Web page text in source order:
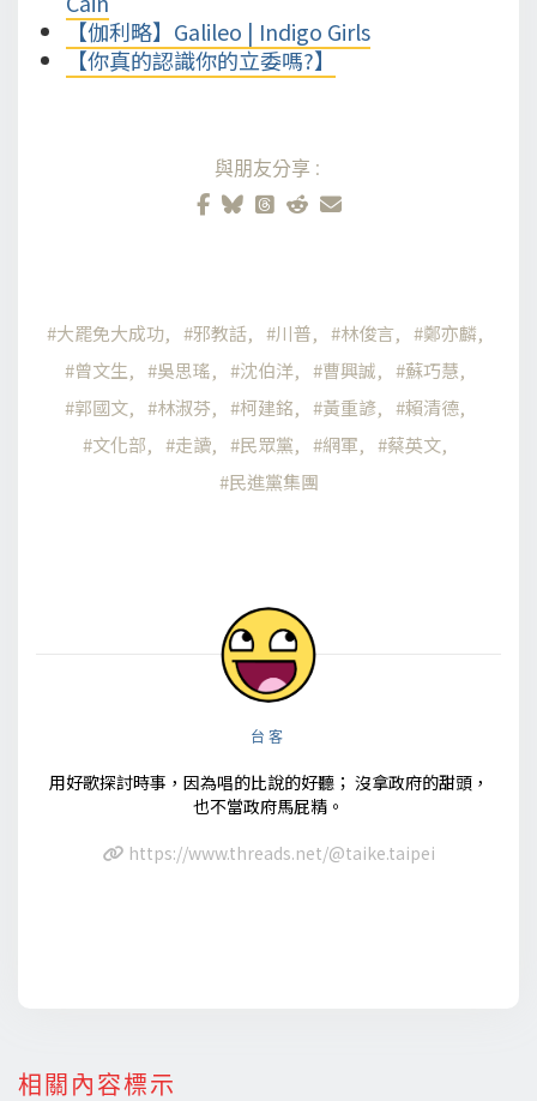
【伽利略】Galileo | Indigo Girls
【你真的認識你的立委嗎?】
與朋友分享:
大罷免大成功 邪教話 川普 林俊言
鄭亦麟
曾文生
吳思瑤 沈伯洋 曹興誠
蘇巧慧
郭國文
林淑芬 柯建銘 黃重諺
賴清德
文化部
走讀 民眾黨 網軍
蔡英文
民進黨集團
台客
用好歌探討時事，因為唱的比說的好聽； 沒拿政府的甜頭，
也不當政府馬屁精。
https://www.threads.net/@taike.taipei
相關內容標示